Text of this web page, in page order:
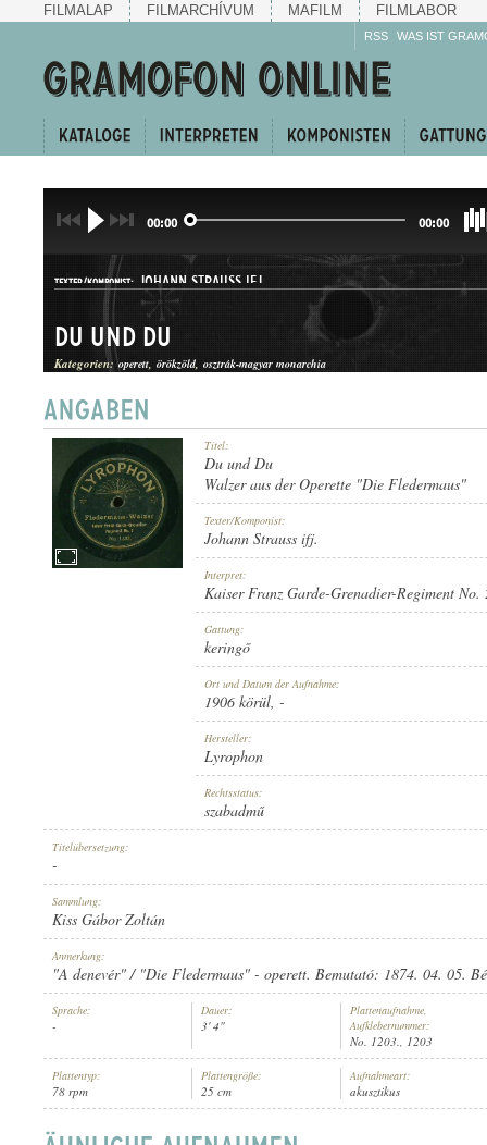
FILMALAP FILMARCHÍVUM MAFILM FILMLABOR
RSS WAS IST
00:00 00:00
INTERPRET: KAISER FRANZ GARDE-GRENADIER-REGIMENT NO. 2
TEXTER/KOMPONIST: JOHANN STRAUSS IFJ.
KERINGŐ
1906 KÖRÜL
NO. 1203.
Du und Du
Kategorien: operett örökzöld osztrák-magyar monarchia
Titel:
Du und Du
Walzer aus der Operette "Die Fledermaus"
Texter/Komponist:
Johann Strauss ifj.
Interpret:
Kaiser Franz Garde-Grenadier-Regiment No.
Gattung:
keringő
Ort und Datum der Aufnahme:
1906 körül, -
Hersteller:
Lyrophon
Rechtsstatus:
szabadmű
Titelübersetzung:
-
Sammlung:
Kiss Gábor Zoltán
Anmerkung:
"A denevér" / "Die Fledermaus" - operett. Bemutató: 1874. 04. 05.
Sprache:
-
Dauer:
3' 4"
Plattenaufnahme,
Aufklebernummer:
No. 1203., 1203
Plattentyp:
78 rpm
Plattengröße:
25 cm
Aufnahmeart:
akusztikus